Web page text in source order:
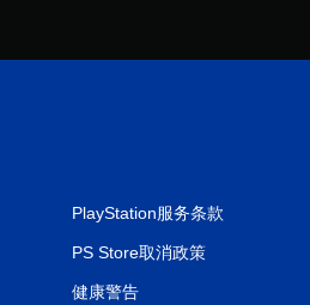
PlayStation服务条款
PS Store取消政策
健康警告